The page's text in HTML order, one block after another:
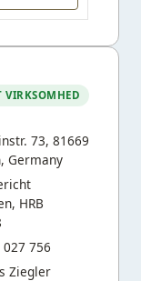
VIRKSOMHED
73, 81669
Germany
HRB
027 756
Ziegler